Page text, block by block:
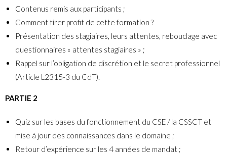
Contenus remis aux participants ;
Comment tirer profit de cette formation ?
Présentation des stagiaires, leurs attentes, rebouclage avec
questionnaires « attentes stagiaires » ;
Rappel sur l’obligation de discrétion et le secret professionnel
(Article L2315-3 du CdT).
PARTIE 2
Quiz sur les bases du fonctionnement du CSE / la CSSCT et
mise à jour des connaissances dans le domaine ;
Retour d’expérience sur les 4 années de mandat ;